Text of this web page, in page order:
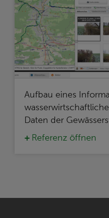
Aufbau eines
Daten der
Referenz öffnen